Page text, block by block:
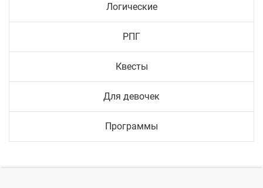
Логические
РПГ
Квесты
Для девочек
Программы